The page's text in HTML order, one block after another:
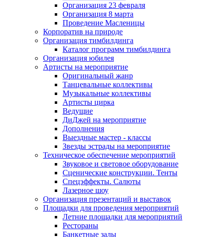
Организация 23 февраля
Организация 8 марта
Проведение Масленицы
Корпоратив на природе
Организация тимбилдинга
Каталог программ тимбилдинга
Организация юбилея
Артисты на мероприятие
Оригинальный жанр
Танцевальные коллективы
Музыкальные коллективы
Артисты цирка
Ведущие
ДиДжей на мероприятие
Дополнения
Выездные мастер - классы
Звезды эстрады на мероприятие
Техническое обеспечение мероприятий
Звуковое и световое оборудование
Сценические конструкции. Тенты
Спецэффекты. Салюты
Лазерное шоу
Организация презентаций и выставок
Площадки для проведения мероприятий
Летние площадки для мероприятий
Рестораны
Банкетные залы